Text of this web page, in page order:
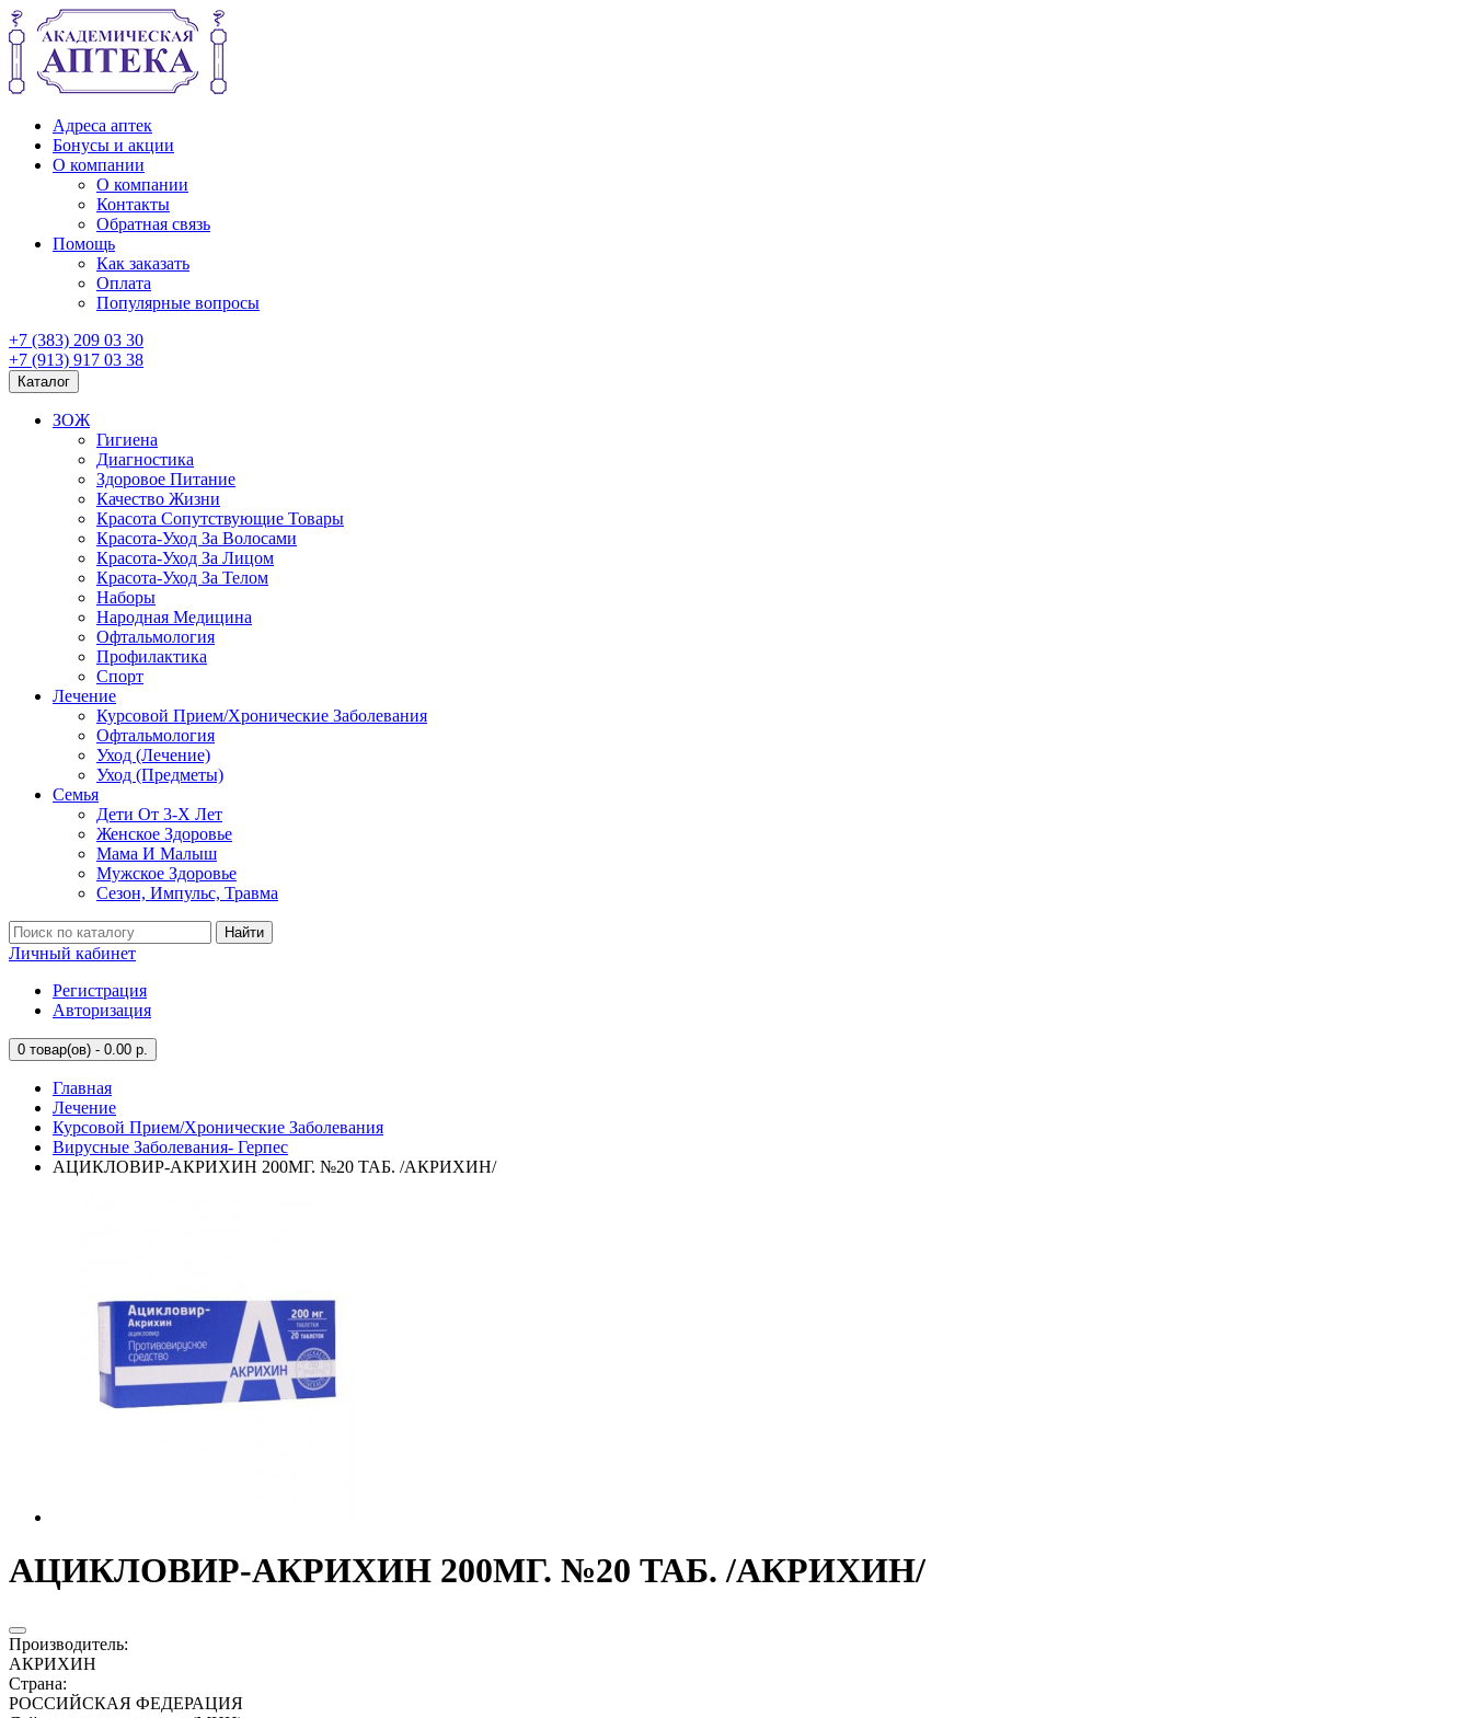
Адреса аптек
Бонусы и акции
О компании
О компании
Контакты
Обратная связь
Помощь
Как заказать
Оплата
Популярные вопросы
+7 (383) 209 03 30
+7 (913) 917 03 38
Каталог
ЗОЖ
Гигиена
Диагностика
Здоровое Питание
Качество Жизни
Красота Сопутствующие Товары
Красота-Уход За Волосами
Красота-Уход За Лицом
Красота-Уход За Телом
Наборы
Народная Медицина
Офтальмология
Профилактика
Спорт
Лечение
Курсовой Прием/Хронические Заболевания
Офтальмология
Уход (Лечение)
Уход (Предметы)
Семья
Дети От 3-Х Лет
Женское Здоровье
Мама И Малыш
Мужское Здоровье
Сезон, Импульс, Травма
Найти
Личный кабинет
Регистрация
Авторизация
0 товар(ов) - 0.00 р.
Главная
Лечение
Курсовой Прием/Хронические Заболевания
Вирусные Заболевания- Герпес
АЦИКЛОВИР-АКРИХИН 200МГ. №20 ТАБ. /АКРИХИН/
АЦИКЛОВИР-АКРИХИН 200МГ. №20 ТАБ. /АКРИХИН/
Производитель:
АКРИХИН
Страна:
РОССИЙСКАЯ ФЕДЕРАЦИЯ